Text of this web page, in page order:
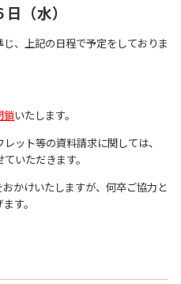
（水）
、上記の日程で予定をしておりま
鎖いたします。
ット等の資料請求に関しては、
いただきます。
かけいたしますが、何卒ご協力と
す。